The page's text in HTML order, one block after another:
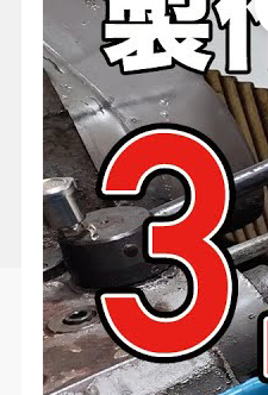
【研磨屋TV
以下！排熱ダ
exhaust
3,000 yen!